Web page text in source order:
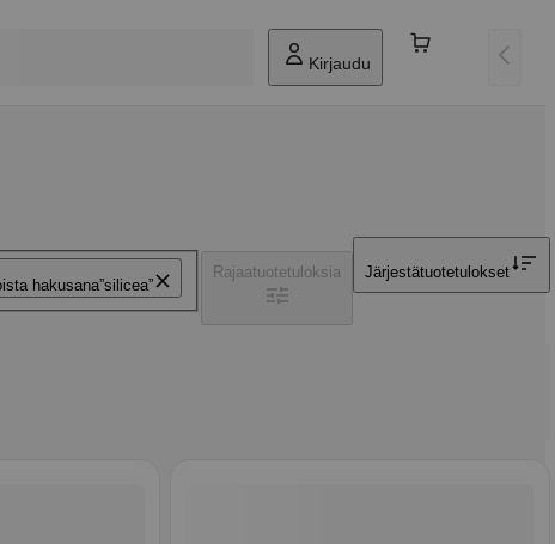
Kirjaudu
hakusana silicea
Rajaatuotetuloksia Järjestätuotetulokset